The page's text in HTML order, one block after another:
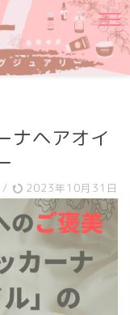
ナヘアオイ
/ 2023年10月31日